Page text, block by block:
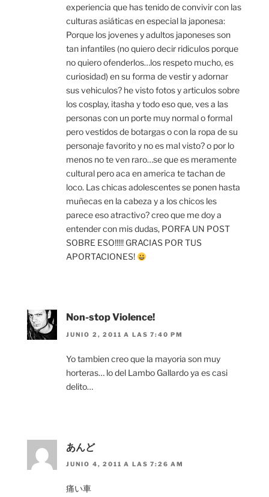
experiencia que has tenido de convivir con las
culturas asiáticas en especial la japonesa:
Porque los jovenes y adultos japoneses son
tan infantiles (no quiero decir ridiculos porque
no quiero ofenderlos…los respeto mucho, es
curiosidad) en su forma de vestir y adornar
sus vehiculos? he visto fotos y articulos sobre
los cosplay, itasha y todo eso que, ves a las
personas con un porte muy normal o formal
pero vestidos de botargas o con la ropa de su
personaje favorito y no es mal visto? o por lo
menos no te ven raro…se que es meramente
cultural pero aca en america te tachan de
loco. Las chicas adolescentes se ponen hasta
muñecas en la cabeza y a los chicos les
parece eso atractivo? creo que me doy a
entender con mis dudas, PORFA UN POST
SOBRE ESO!!!!! GRACIAS POR TUS
APORTACIONES!
Non-stop Violence!
JUNIO 2, 2011 A LAS 7:40 PM
Yo tambien creo que la mayoria son muy
horteras… lo del Lambo Gallardo ya es casi
delito…
あんど
JUNIO 4, 2011 A LAS 7:26 AM
痛い車